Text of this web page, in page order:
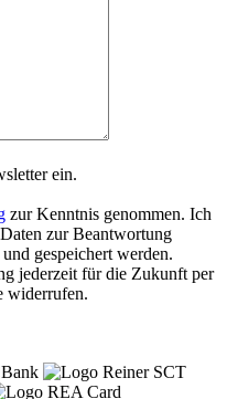
ein.
zur Kenntnis genommen. Ich
zur Beantwortung
gespeichert werden.
jederzeit für die Zukunft per
widerrufen.